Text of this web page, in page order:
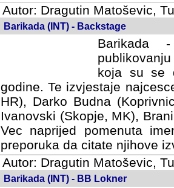
Autor: Dragutin Matoševic,
Barikada (INT) - Backstage
Barikada
koja su se
godine. Te izvjestaje
HR), Darko Budna
Ivanovski (Skopje, MK),
Vec naprijed pomenuta
preporuka da citate njihove
Autor: Dragutin Matoševic,
Barikada (INT) - BB Lokner